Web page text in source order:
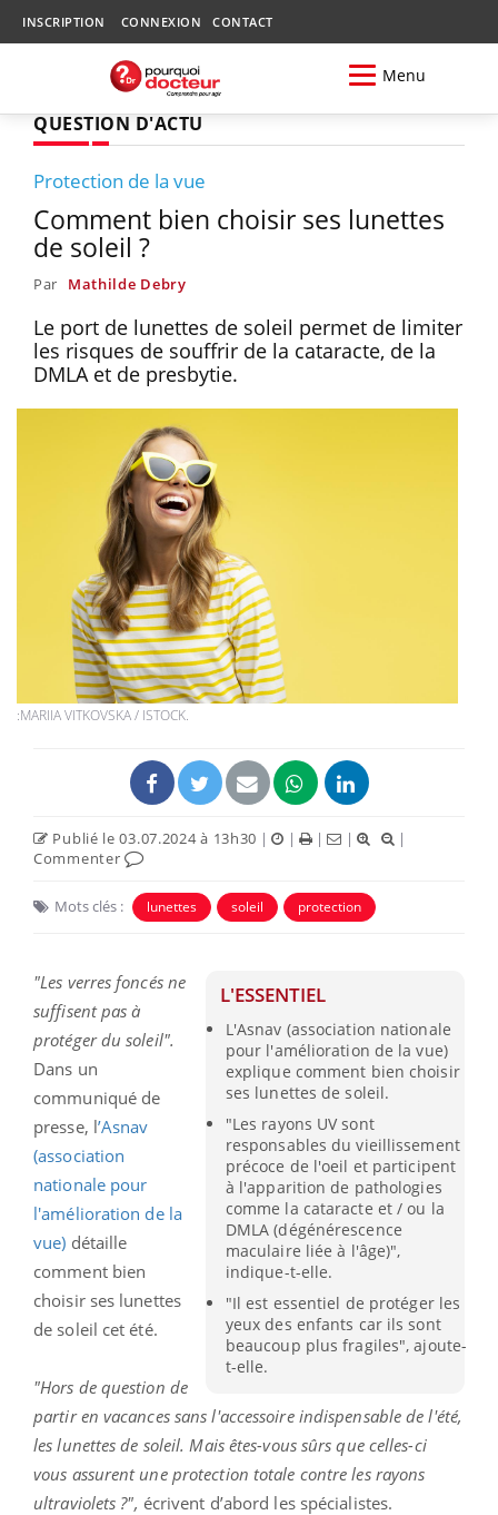
INSCRIPTION CONNEXION CONTACT
Menu
QUESTION D'ACTU
Protection de la vue
Comment bien choisir ses lunettes
de soleil ?
Par Mathilde Debry
Le port de lunettes de soleil permet de limiter
les risques de souffrir de la cataracte, de la
DMLA et de presbytie.
:MARIIA VITKOVSKA / ISTOCK.
Publié le 03.07.2024 à 13h30 | | | |
|
Commenter
Mots clés : lunettes soleil protection
L'ESSENTIEL
L'Asnav (association nationale
pour l'amélioration de la vue)
explique comment bien choisir
ses lunettes de soleil.
"Les rayons UV sont
responsables du vieillissement
précoce de l'oeil et participent
à l'apparition de pathologies
comme la cataracte et / ou la
DMLA (dégénérescence
maculaire liée à l'âge)",
indique-t-elle.
"Il est essentiel de protéger les
yeux des enfants car ils sont
beaucoup plus fragiles", ajoute-
t-elle.
"Les verres foncés ne
suffisent pas à
protéger du soleil".
Dans un
communiqué de
presse, l’Asnav
(association
nationale pour
l'amélioration de la
vue) détaille
comment bien
choisir ses lunettes
de soleil cet été.
"Hors de question de
partir en vacances sans l'accessoire indispensable de l'été,
les lunettes de soleil. Mais êtes-vous sûrs que celles-ci
vous assurent une protection totale contre les rayons
ultraviolets ?", écrivent d’abord les spécialistes.